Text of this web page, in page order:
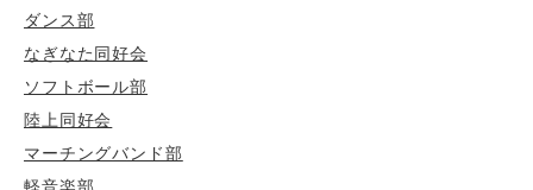
ダンス部
なぎなた同好会
ソフトボール部
陸上同好会
マーチングバンド部